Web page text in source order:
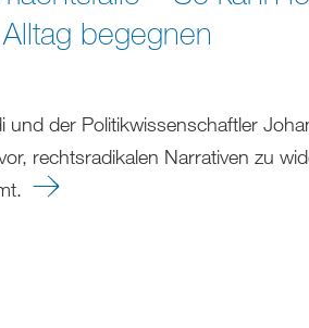
begegnen
und der Politikwissenschaftler
rechtsradikalen Narrativen zu